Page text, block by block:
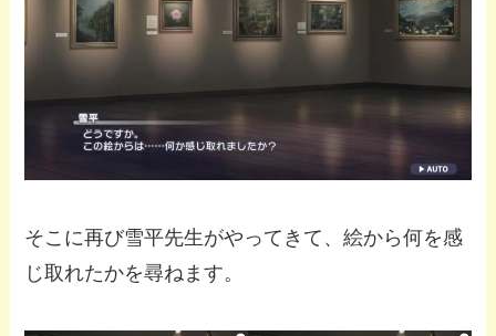
そこに再び雪平先生がやってきて、絵から何を感
じ取れたかを尋ねます。